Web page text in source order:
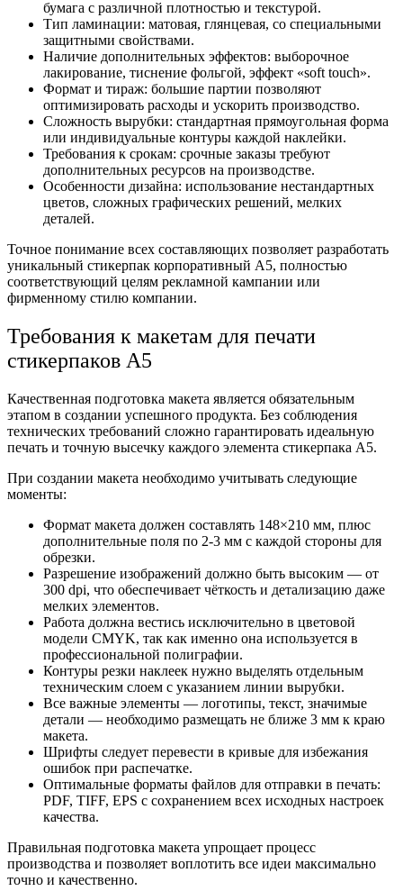
бумага с различной плотностью и текстурой.
Тип ламинации: матовая, глянцевая, со специальными
защитными свойствами.
Наличие дополнительных эффектов: выборочное
лакирование, тиснение фольгой, эффект «soft touch».
Формат и тираж: большие партии позволяют
оптимизировать расходы и ускорить производство.
Сложность вырубки: стандартная прямоугольная форма
или индивидуальные контуры каждой наклейки.
Требования к срокам: срочные заказы требуют
дополнительных ресурсов на производстве.
Особенности дизайна: использование нестандартных
цветов, сложных графических решений, мелких
деталей.
Точное понимание всех составляющих позволяет разработать
уникальный стикерпак корпоративный А5, полностью
соответствующий целям рекламной кампании или
фирменному стилю компании.
Требования к макетам для печати
стикерпаков А5
Качественная подготовка макета является обязательным
этапом в создании успешного продукта. Без соблюдения
технических требований сложно гарантировать идеальную
печать и точную высечку каждого элемента стикерпака А5.
При создании макета необходимо учитывать следующие
моменты:
Формат макета должен составлять 148×210 мм, плюс
дополнительные поля по 2-3 мм с каждой стороны для
обрезки.
Разрешение изображений должно быть высоким — от
300 dpi, что обеспечивает чёткость и детализацию даже
мелких элементов.
Работа должна вестись исключительно в цветовой
модели CMYK, так как именно она используется в
профессиональной полиграфии.
Контуры резки наклеек нужно выделять отдельным
техническим слоем с указанием линии вырубки.
Все важные элементы — логотипы, текст, значимые
детали — необходимо размещать не ближе 3 мм к краю
макета.
Шрифты следует перевести в кривые для избежания
ошибок при распечатке.
Оптимальные форматы файлов для отправки в печать:
PDF, TIFF, EPS с сохранением всех исходных настроек
качества.
Правильная подготовка макета упрощает процесс
производства и позволяет воплотить все идеи максимально
точно и качественно.